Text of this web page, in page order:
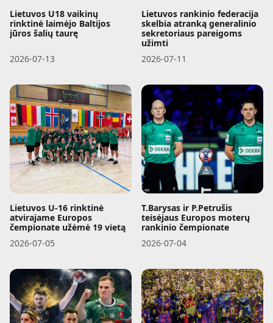
Lietuvos U18 vaikinų
rinktinė laimėjo Baltijos
jūros šalių taurę
2026-07-13
Lietuvos rankinio federacija
skelbia atranką generalinio
sekretoriaus pareigoms
užimti
2026-07-11
Lietuvos U-16 rinktinė
atvirajame Europos
čempionate užėmė 19 vietą
2026-07-05
T.Barysas ir P.Petrušis
teisėjaus Europos moterų
rankinio čempionate
2026-07-04